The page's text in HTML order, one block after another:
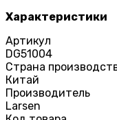
Характеристики
Артикул
DG51004
Страна
Китай
Производитель
Larsen